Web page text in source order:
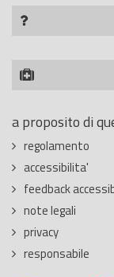
a proposito di
regolamento
accessibilita'
feedback
note legali
privacy
responsabile